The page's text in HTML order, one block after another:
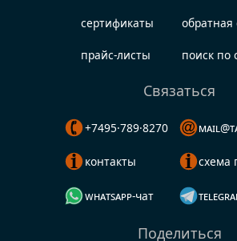
сертификаты
прайс-листы
обратная
поиск по
Связаться
+7495·789·8270
контакты
whatsapp-чат
схема
Поделиться